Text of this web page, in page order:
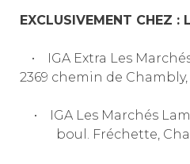
EXCLUSIVEMENT CHEZ :
• IGA Extra Les
2369 chemin de
• IGA Les Marchés
boul. Fréchette,